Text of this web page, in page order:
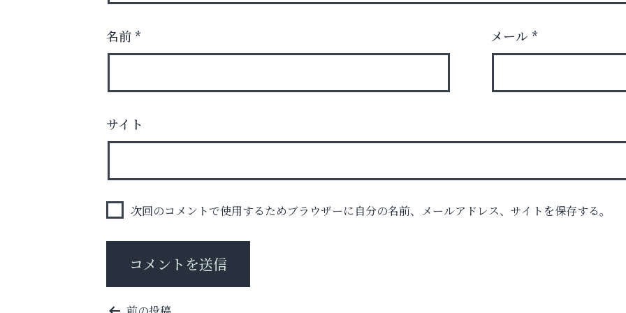
梅雨でカビが繁殖する前に！
エアコン掃除は“今”が最適
ン
名前 * メール *
サイト
次回のコメントで使用するためブラウザーに自分の名前、メールアドレス、サイトを保存する。